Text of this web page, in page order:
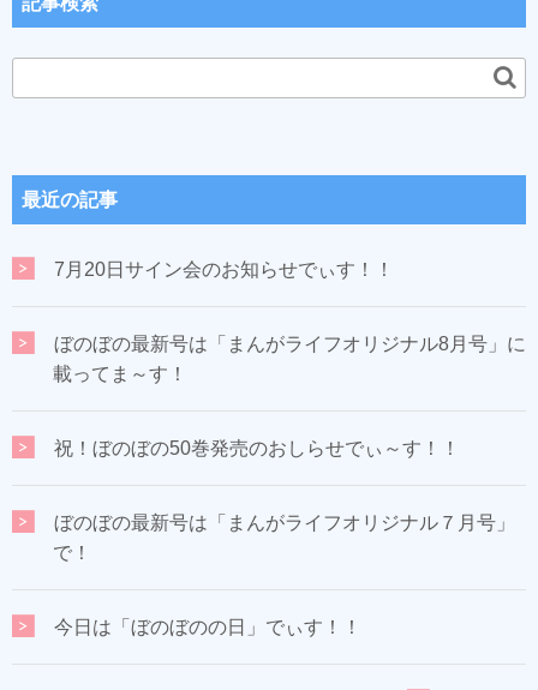
最近の記事
7月20日サイン会のお知らせでぃす！！
ぼのぼの最新号は「まんがライフオリジナル8月号」に
載ってま～す！
祝！ぼのぼの50巻発売のおしらせでぃ～す！！
ぼのぼの最新号は「まんがライフオリジナル７月号」
で！
今日は「ぼのぼのの日」でぃす！！